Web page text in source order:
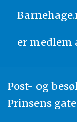
er medlem
Post- og
Prinsens